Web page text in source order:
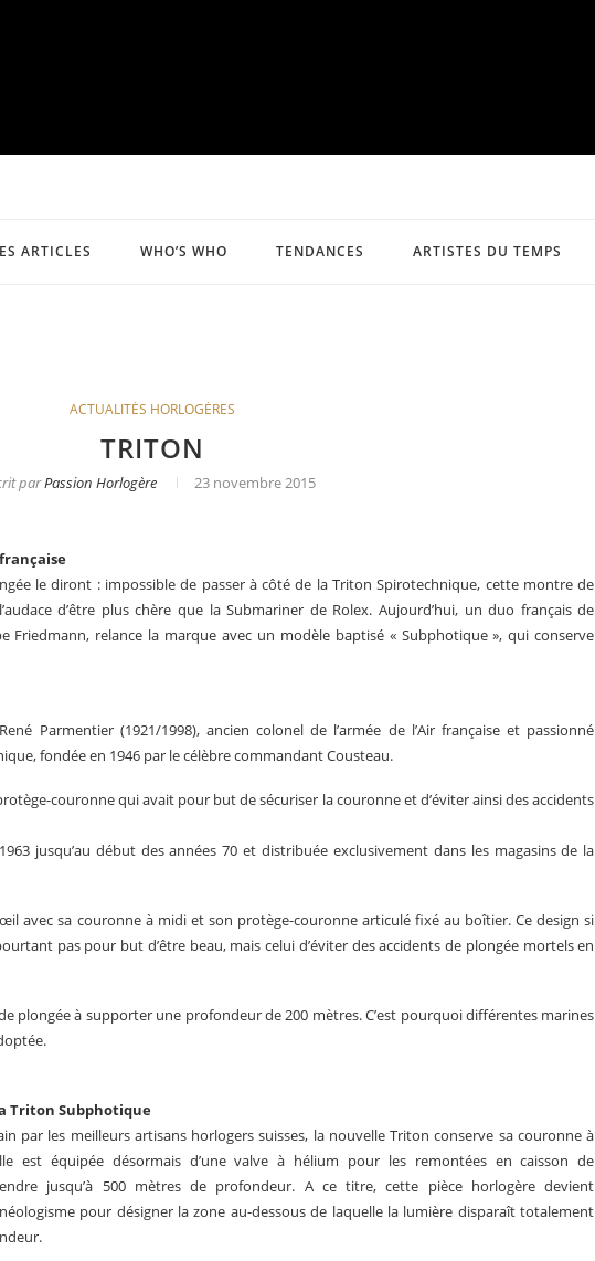
ARTICLES WHO’S WHO TENDANCES ARTISTES DU TEMPS
ACTUALITÉS HORLOGÈRES
TRITON
parPassion Horlogère 23 novembre 2015
le diront : impossible de passer à côté de la Triton Spirotechnique, cette montre de
d’être plus chère que la Submariner de Rolex. Aujourd’hui, un duo français de
Friedmann, relance la marque avec un modèle baptisé « Subphotique », qui conserve
Parmentier (1921/1998), ancien colonel de l’armée de l’Air française et passionné
fondée en 1946 par le célèbre commandant Cousteau.
couronne qui avait pour but de sécuriser la couronne et d’éviter ainsi des accidents
jusqu’au début des années 70 et distribuée exclusivement dans les magasins de la
avec sa couronne à midi et son protège-couronne articulé fixé au boîtier. Ce design si
pas pour but d’être beau, mais celui d’éviter des accidents de plongée mortels en
plongée à supporter une profondeur de 200 mètres. C’est pourquoi différentes marines
Triton Subphotique
par les meilleurs artisans horlogers suisses, la nouvelle Triton conserve sa couronne à
est équipée désormais d’une valve à hélium pour les remontées en caisson de
jusqu’à 500 mètres de profondeur. A ce titre, cette pièce horlogère devient
pour désigner la zone au-dessous de laquelle la lumière disparaît totalement
des montres en 2025